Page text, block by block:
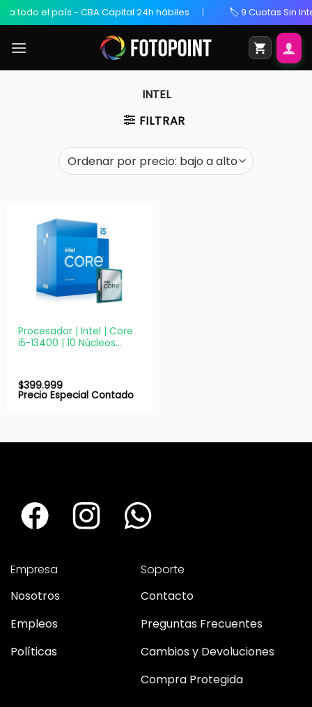
a todo el país - CBA Capital 24h hábiles 🏷️ 9 Cuotas Sin
INTEL
FILTRAR
Procesador | Intel | Core
i5-13400 | 10 Núcleos
$399.999
Precio Especial Contado
Empresa
Nosotros
Empleos
Políticas
Soporte
Contacto
Preguntas Frecuentes
Cambios y Devoluciones
Compra Protegida